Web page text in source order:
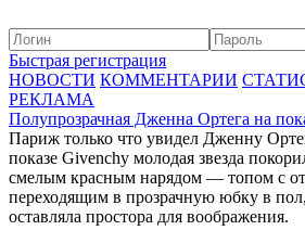
Быстрая регистрация
НОВОСТИ КОММЕНТАРИИ
РЕКЛАМА
Полупрозрачная Дженна Ортега на
Париж только что увидел Дженну
показе Givenchy молодая звезда
смелым красным нарядом — топом с
переходящим в прозрачную юбку в
оставляла простора для воображения.